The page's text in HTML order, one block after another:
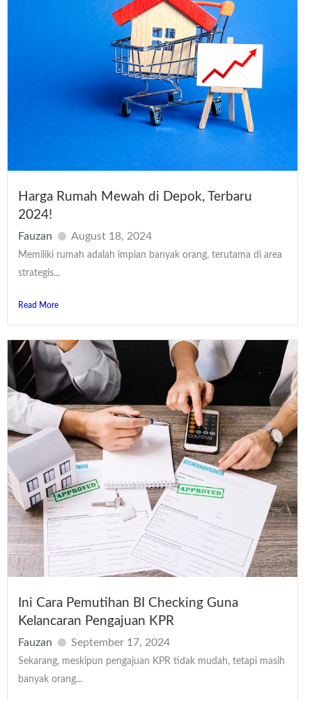
Harga Rumah Mewah di Depok, Terbaru
2024!
Fauzan August 18, 2024
Memiliki rumah adalah impian banyak orang, terutama di area
strategis...
Read More
Ini Cara Pemutihan BI Checking Guna
Kelancaran Pengajuan KPR
Fauzan September 17, 2024
Sekarang, meskipun pengajuan KPR tidak mudah, tetapi masih
banyak orang...